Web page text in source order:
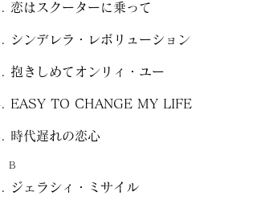
恋はスクーターに乗って
シンデレラ・レボリューション
抱きしめてオンリィ・ユー
EASY TO CHANGE MY LIFE
時代遅れの恋心
B
ジェラシィ・ミサイル